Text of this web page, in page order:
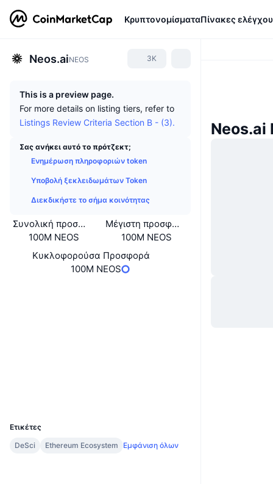
ΚρυπτονομίσματαΠίνακες ελέγχου
Neos.aiNEOS 3K
This is a preview page.
For more details on listing tiers, refer to
Listings Review Criteria Section B - (3).
Σας ανήκει αυτό το πρότζεκτ;
Ενημέρωση πληροφοριών token
Υποβολή ξεκλειδωμάτων Token
Διεκδικήστε το σήμα κοινότητας
Συνολική προσφορά
100M NEOS
Μέγιστη προσφορά
100M NEOS
Κυκλοφορούσα Προσφορά
100M NEOS
Ετικέτες
DeSci
Ethereum Ecosystem Εμφάνιση όλων
Neos.ai